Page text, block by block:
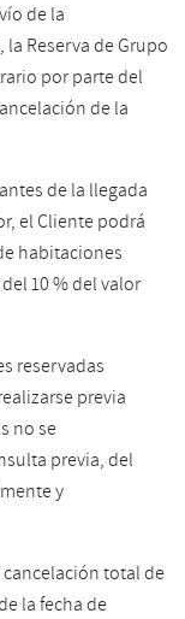
de la
Reserva de Grupo
por parte del
de la
de la llegada
el Cliente podrá
habitaciones
10 % del valor
reservadas
previa
no se
previa, del
y
cancelación total de
la fecha de